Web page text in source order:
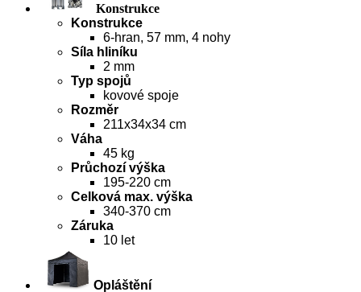
Konstrukce
Konstrukce
6-hran, 57 mm, 4 nohy
Síla hliníku
2 mm
Typ spojů
kovové spoje
Rozměr
211x34x34 cm
Váha
45 kg
Průchozí výška
195-220 cm
Celková max. výška
340-370 cm
Záruka
10 let
Opláštění